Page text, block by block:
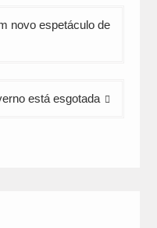
novo espetáculo de
está esgotada